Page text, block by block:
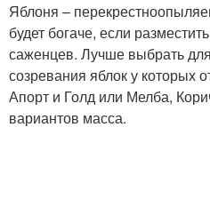
Яблоня –
будет богаче, если
саженцев. Лучше выбрать для
созревания яблок у которых
Апорт и Голд или Мелба,
вариантов масса.